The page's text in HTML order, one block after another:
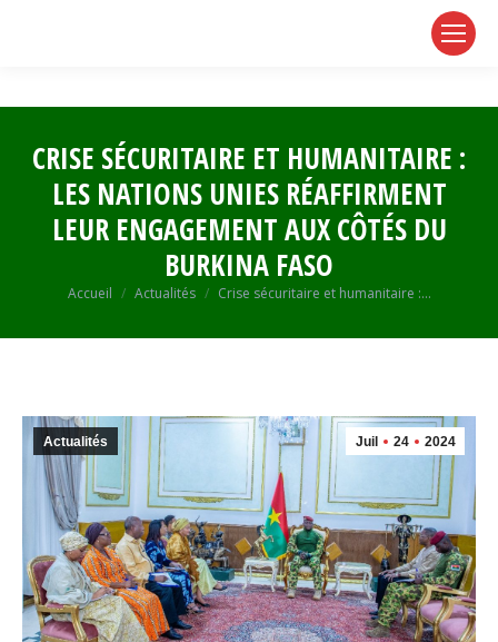
CRISE SÉCURITAIRE ET HUMANITAIRE :
LES NATIONS UNIES RÉAFFIRMENT
LEUR ENGAGEMENT AUX CÔTÉS DU
BURKINA FASO
Vous êtes ici :
Accueil Actualités Crise sécuritaire et humanitaire :…
Juil 24 2024
Actualités